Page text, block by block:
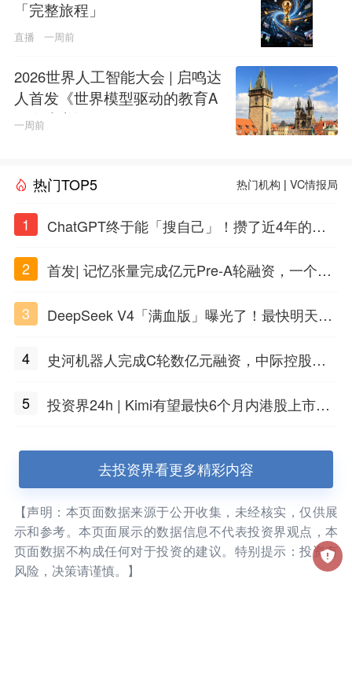
「完整旅程」
直播 一周前
2026世界人工智能大会 | 启鸣达
人首发《世界模型驱动的教育A
GI白皮书》
一周前
热门TOP5 热门机构 |VC情报局
1
ChatGPT终于能「搜自己」！攒了近4年的对
2
首发| 记忆张量完成亿元Pre-A轮融资，一个上
3
DeepSeek V4「满血版」曝光了！最快明天发
4
史河机器人完成C轮数亿元融资，中际控股领
5
投资界24h | Kimi有望最快6个月内港股上市；
去投资界看更多精彩内容
【声明：本页面数据来源于公开收集，未经核实，仅供展
示和参考。本页面展示的数据信息不代表投资界观点，本
页面数据不构成任何对于投资的建议。特别提示：投资有
风险，决策请谨慎。】